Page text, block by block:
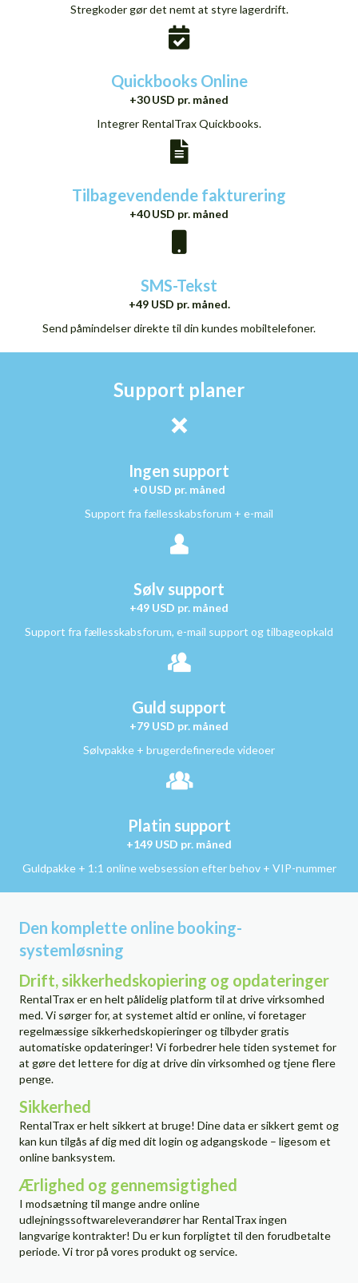
Stregkoder gør det nemt at styre lagerdrift.
Quickbooks Online
+30 USD pr. måned
Integrer RentalTrax Quickbooks.
Tilbagevendende fakturering
+40 USD pr. måned
SMS-Tekst
+49 USD pr. måned.
Send påmindelser direkte til din kundes mobiltelefoner.
Support planer
Ingen support
+0 USD pr. måned
Support fra fællesskabsforum + e-mail
Sølv support
+49 USD pr. måned
Support fra fællesskabsforum, e-mail support og tilbageopkald
Guld support
+79 USD pr. måned
Sølvpakke + brugerdefinerede videoer
Platin support
+149 USD pr. måned
Guldpakke + 1:1 online websession efter behov + VIP-nummer
Den komplette online booking-
systemløsning
Drift, sikkerhedskopiering og opdateringer
RentalTrax er en helt pålidelig platform til at drive virksomhed
med. Vi sørger for, at systemet altid er online, vi foretager
regelmæssige sikkerhedskopieringer og tilbyder gratis
automatiske opdateringer! Vi forbedrer hele tiden systemet for
at gøre det lettere for dig at drive din virksomhed og tjene flere
penge.
Sikkerhed
RentalTrax er helt sikkert at bruge! Dine data er sikkert gemt og
kan kun tilgås af dig med dit login og adgangskode – ligesom et
online banksystem.
Ærlighed og gennemsigtighed
I modsætning til mange andre online
udlejningssoftwareleverandører har RentalTrax ingen
langvarige kontrakter! Du er kun forpligtet til den forudbetalte
periode. Vi tror på vores produkt og service.